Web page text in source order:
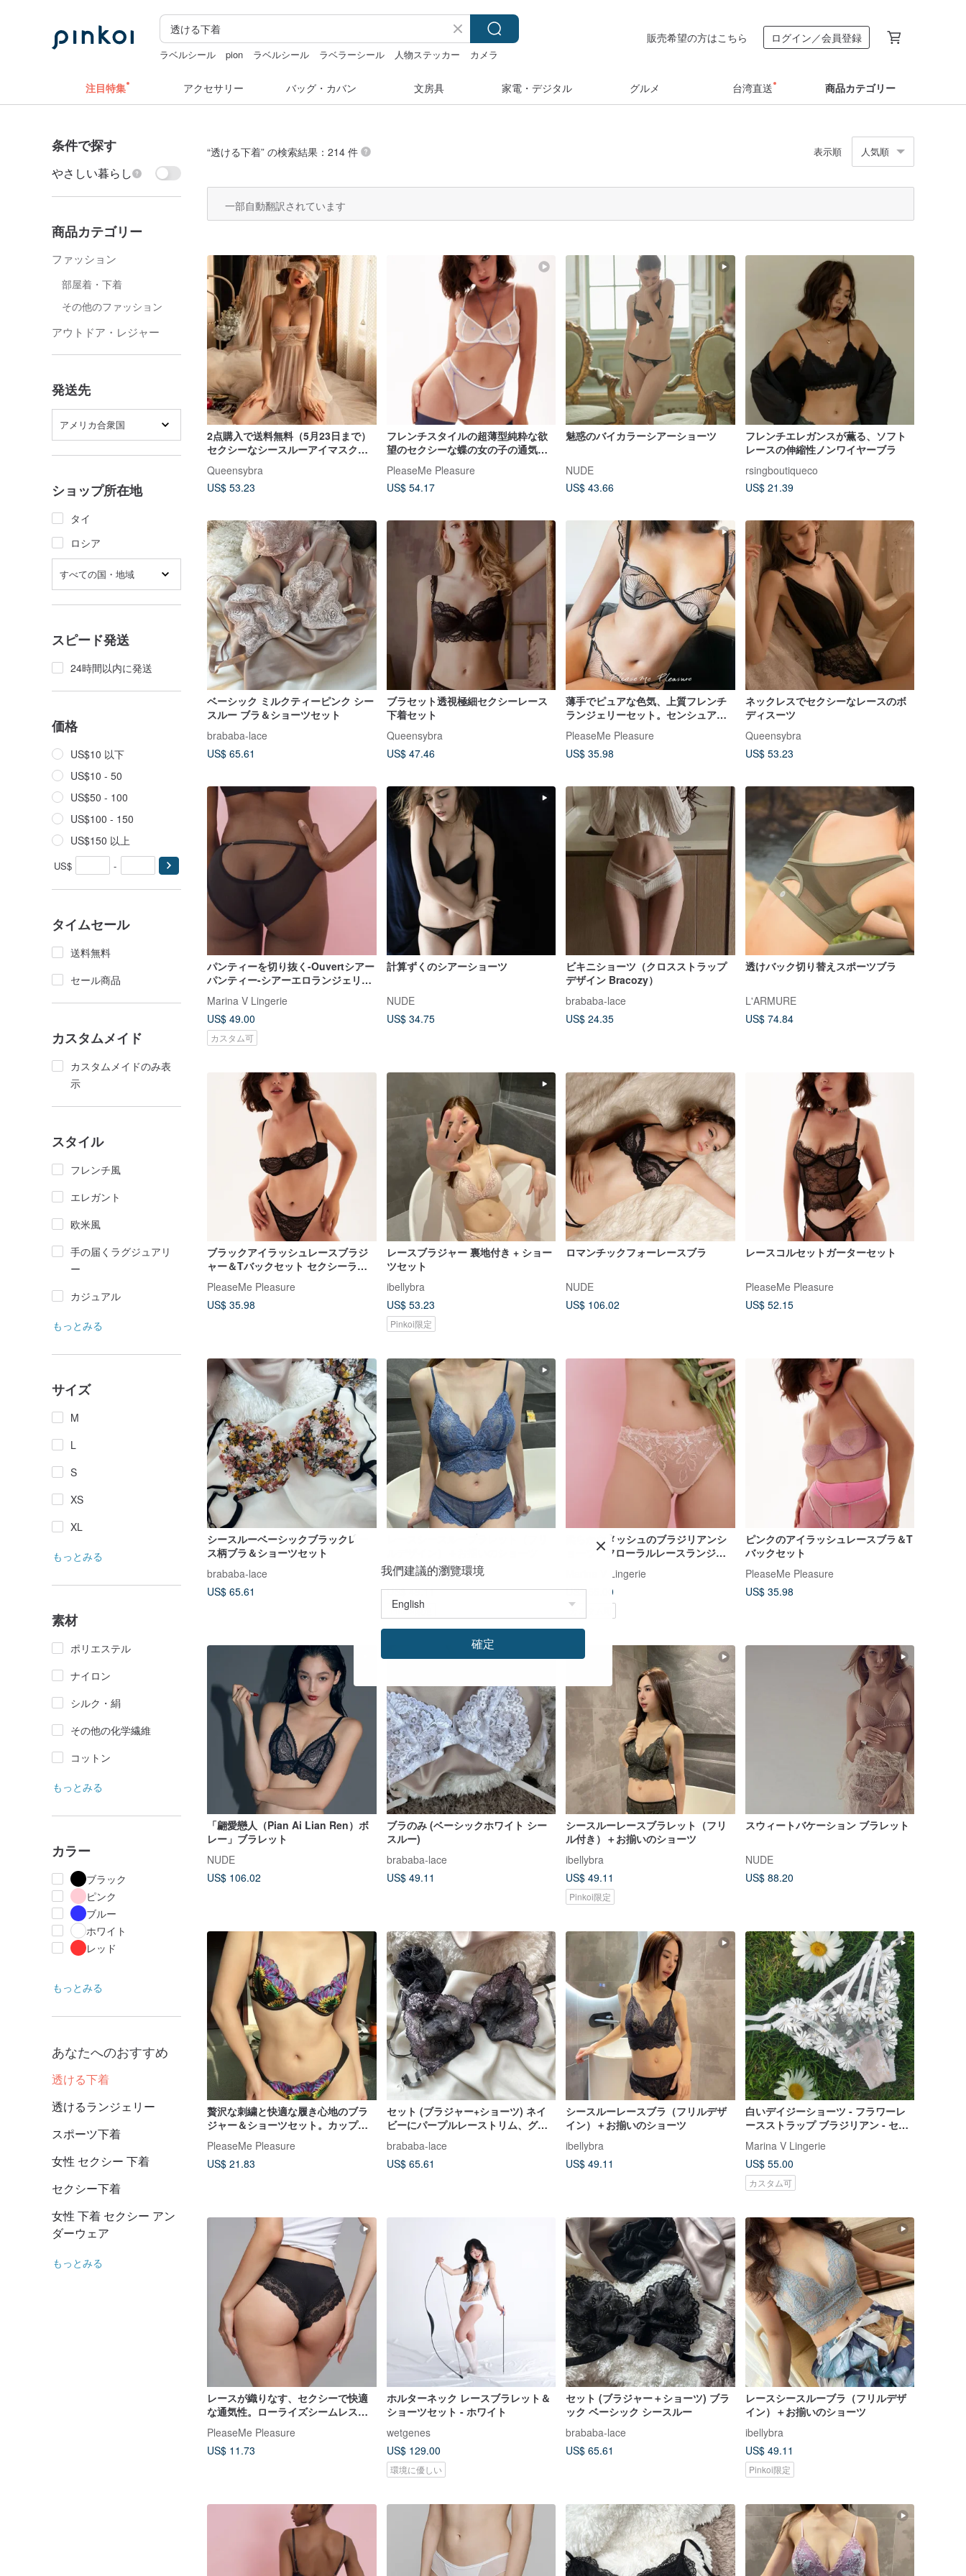
ラベルシール pion ラベルシール ラベラーシール 人物ステッカー
カメラ
販売希望の方はこちら ログイン／会員登録
注目特集 アクセサリー バッグ・カバン 文房具 家電・デジタル グルメ 台湾直送 商品カテゴリー
条件で探す
やさしい暮らし
商品カテゴリー
ファッション
部屋着・下着
その他のファッション
アウトドア・レジャー
発送先
アメリカ合衆国
ショップ所在地
タイ
ロシア
すべての国・地域
スピード発送
24時間以内に発送
価格
US$10 以下
US$10 - 50
US$50 - 100
US$100 - 150
US$150 以上
US$ -
タイムセール
送料無料
セール商品
カスタムメイド
カスタムメイドのみ表
示
スタイル
フレンチ風
エレガント
欧米風
手の届くラグジュアリ
ー
カジュアル
もっとみる
サイズ
M
L
S
XS
XL
もっとみる
素材
ポリエステル
ナイロン
シルク・絹
その他の化学繊維
コットン
もっとみる
カラー
ブラック
ピンク
ブルー
ホワイト
レッド
もっとみる
あなたへのおすすめ
透ける下着
透けるランジェリー
スポーツ下着
女性 セクシー 下着
セクシー下着
女性 下着 セクシー アン
ダーウェア
もっとみる
“透ける下着” の検索結果：214 件 表示順 人気順
一部自動翻訳されています
2点購入で送料無料（5月23日まで）
セクシーなシースルーアイマスクセ
Queensybra
US$ 53.23
フレンチスタイルの超薄型純粋な欲
望のセクシーな蝶の女の子の通気性
PleaseMe Pleasure
US$ 54.17
魅惑のバイカラーシアーショーツ
NUDE
US$ 43.66
フレンチエレガンスが薫る、ソフト
レースの伸縮性ノンワイヤーブラ
rsingboutiqueco
US$ 21.39
ベーシック ミルクティーピンク シー
スルー ブラ＆ショーツセット
brababa-lace
US$ 65.61
ブラセット透視極細セクシーレース
下着セット
Queensybra
US$ 47.46
薄手でピュアな色気、上質フレンチ
ランジェリーセット。センシュアル
ャー。
PleaseMe Pleasure
US$ 35.98
ネックレスでセクシーなレースのボ
ディスーツ
Queensybra
US$ 53.23
パンティーを切り抜く-Ouvertシアー
パンティー-シアーエロランジェリー
キーホール下着
Marina V Lingerie
US$ 49.00
カスタム可
計算ずくのシアーショーツ
NUDE
US$ 34.75
ビキニショーツ（クロスストラップ
デザイン Bracozy）
brababa-lace
US$ 24.35
透けバック切り替えスポーツブラ
L'ARMURE
US$ 74.84
ブラックアイラッシュレースブラジ
ャー＆Tバックセット セクシーラン
ジェリー
PleaseMe Pleasure
US$ 35.98
レースブラジャー 裏地付き + ショー
ツセット
ibellybra
US$ 53.23
Pinkoi限定
ロマンチックフォーレースブラ
NUDE
US$ 106.02
レースコルセットガーターセット
PleaseMe Pleasure
US$ 52.15
シースルーベーシックブラックレー
ス柄ブラ＆ショーツセット
brababa-lace
US$ 65.61
レースシースルーブラレット（フリ
ibellybra
US$ 49.11
Pinkoi限定
柔らかなメッシュのブラジリアンシ
ョーツ - フローラルレースランジェ
Marina V Lingerie
US$ 55.00
ピンクのアイラッシュレースブラ＆T
バックセット
PleaseMe Pleasure
US$ 35.98
「翩愛戀人（Pian Ai Lian Ren）ボ
レー」ブラレット
NUDE
US$ 106.02
ブラのみ (ベーシックホワイト シー
スルー)
brababa-lace
US$ 49.11
シースルーレースブラレット（フリ
ル付き）＋お揃いのショーツ
ibellybra
US$ 49.11
Pinkoi限定
スウィートバケーション ブラレット
NUDE
US$ 88.20
贅沢な刺繍と快適な履き心地のブラ
ジャー＆ショーツセット。カップの
内側はメッシュ素材で、ほんのり透
けるデザインが欧米風のセクシーさ
を演出します。
PleaseMe Pleasure
US$ 21.83
セット (ブラジャー+ショーツ) ネイ
ビーにパープルレーストリム、グレ
ーのストラップ、ベーシックなシー
スルー
brababa-lace
US$ 65.61
シースルーレースブラ（フリルデザ
イン）＋お揃いのショーツ
ibellybra
US$ 49.11
白いデイジーショーツ - フラワーレ
ースストラップ ブラジリアン - セク
シーなサマーアンダーウェア
Marina V Lingerie
US$ 55.00
カスタム可
レースが織りなす、セクシーで快適
な通気性。ローライズシームレスシ
PleaseMe Pleasure
US$ 11.73
ホルターネック レースブラレット＆
ショーツセット - ホワイト
wetgenes
US$ 129.00
環境に優しい
セット (ブラジャー＋ショーツ) ブラ
ック ベーシック シースルー
brababa-lace
US$ 65.61
レースシースルーブラ（フリルデザ
イン）＋お揃いのショーツ
ibellybra
US$ 49.11
Pinkoi限定
我們建議的瀏覽環境
確定